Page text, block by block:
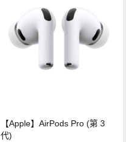
【Apple】AirPods Pro (第 3
代)